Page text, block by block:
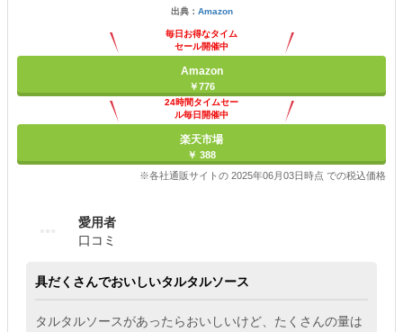
出典： Amazon
毎日お得なタイム
セール開催中
Amazon
￥776
24時間タイムセー
ル毎日開催中
楽天市場
￥ 388
※各社通販サイトの 2025年06月03日時点 での税込価格
愛用者
口コミ
具だくさんでおいしいタルタルソース
タルタルソースがあったらおいしいけど、たくさんの量は